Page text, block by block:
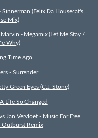
Sinnerman (Felix Da Housecat's
Mix)
Marvin - Megamix (Let Me Stay /
Why)
Time Ago
- Surrender
Green Eyes (C.J. Stone)
Life So Changed
Jan Vervloet - Music For Free
Outburst Remix